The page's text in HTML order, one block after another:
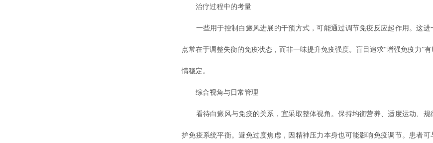
治疗过程中的考量
一些用于控制白癜风进展的干预方式，可能通过调节免疫反应起作用。这进
点常在于调整失衡的免疫状态，而非一味提升免疫强度。盲目追求“增强免疫力”
情稳定。
综合视角与日常管理
看待白癜风与免疫的关系，宜采取整体视角。保持均衡营养、适度运动、规
护免疫系统平衡。避免过度焦虑，因精神压力本身也可能影响免疫调节。患者可